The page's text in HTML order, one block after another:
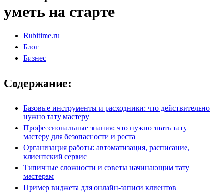
уметь на старте
Rubitime.ru
Блог
Бизнес
Содержание:
Базовые инструменты и расходники: что действительно
нужно тату мастеру
Профессиональные знания: что нужно знать тату
мастеру для безопасности и роста
Организация работы: автоматизация, расписание,
клиентский сервис
Типичные сложности и советы начинающим тату
мастерам
Пример виджета для онлайн-записи клиентов